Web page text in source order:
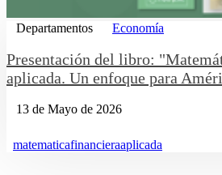
Departamentos Economía
Presentación del libro:
aplicada. Un enfoque para
13 de Mayo de 2026
matematicafinancieraaplicada